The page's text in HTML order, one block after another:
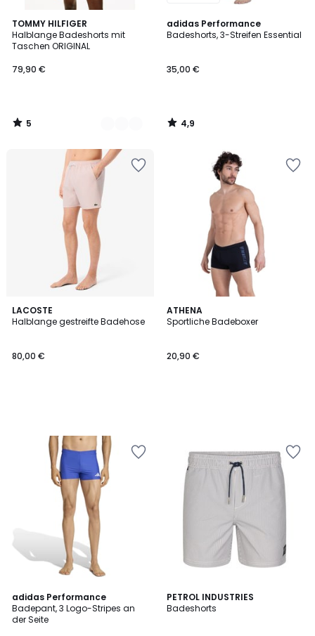
TOMMY HILFIGER
Halblange Badeshorts mit
Taschen ORIGINAL
79,90 €
5
/
5
3
Farben
5
/
adidas Performance
Badeshorts, 3-Streifen Essential
35,00 €
4,9
/ 5
4,9
/
LACOSTE
Halblange gestreifte Badehose
80,00 €
ATHENA
Sportliche Badeboxer
20,90 €
adidas Performance
Badepant, 3 Logo-Stripes an
der Seite
4,8
/ 5
PETROL INDUSTRIES
Badeshorts